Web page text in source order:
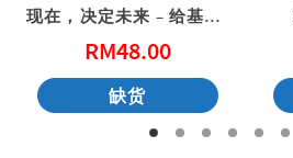
现在，决定未来 – 给基督徒青年的20个属灵忠告
RM48.00
缺货